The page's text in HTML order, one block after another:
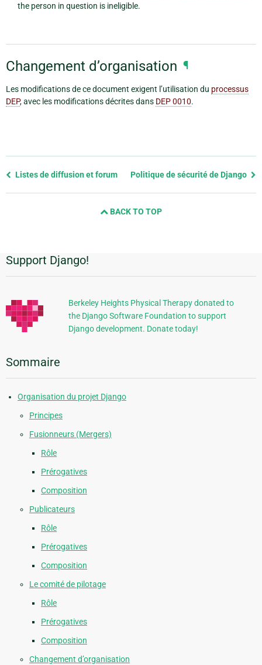
the person in question is ineligible.
Changement d’organisation ¶
Les modifications de ce document exigent l’utilisation du processus
DEP, avec les modifications décrites dans DEP 0010.
Previous
Listes de diffusion et forum Politique de sécurité de Django
BACK TO TOP
Informations
Support Django!
Berkeley Heights Physical Therapy donated to
the Django Software Foundation to support
Django development. Donate today!
Sommaire
Organisation du projet Django
Principes
Fusionneurs (Mergers)
Rôle
Prérogatives
Composition
Publicateurs
Rôle
Prérogatives
Composition
Le comité de pilotage
Rôle
Prérogatives
Composition
Changement d’organisation